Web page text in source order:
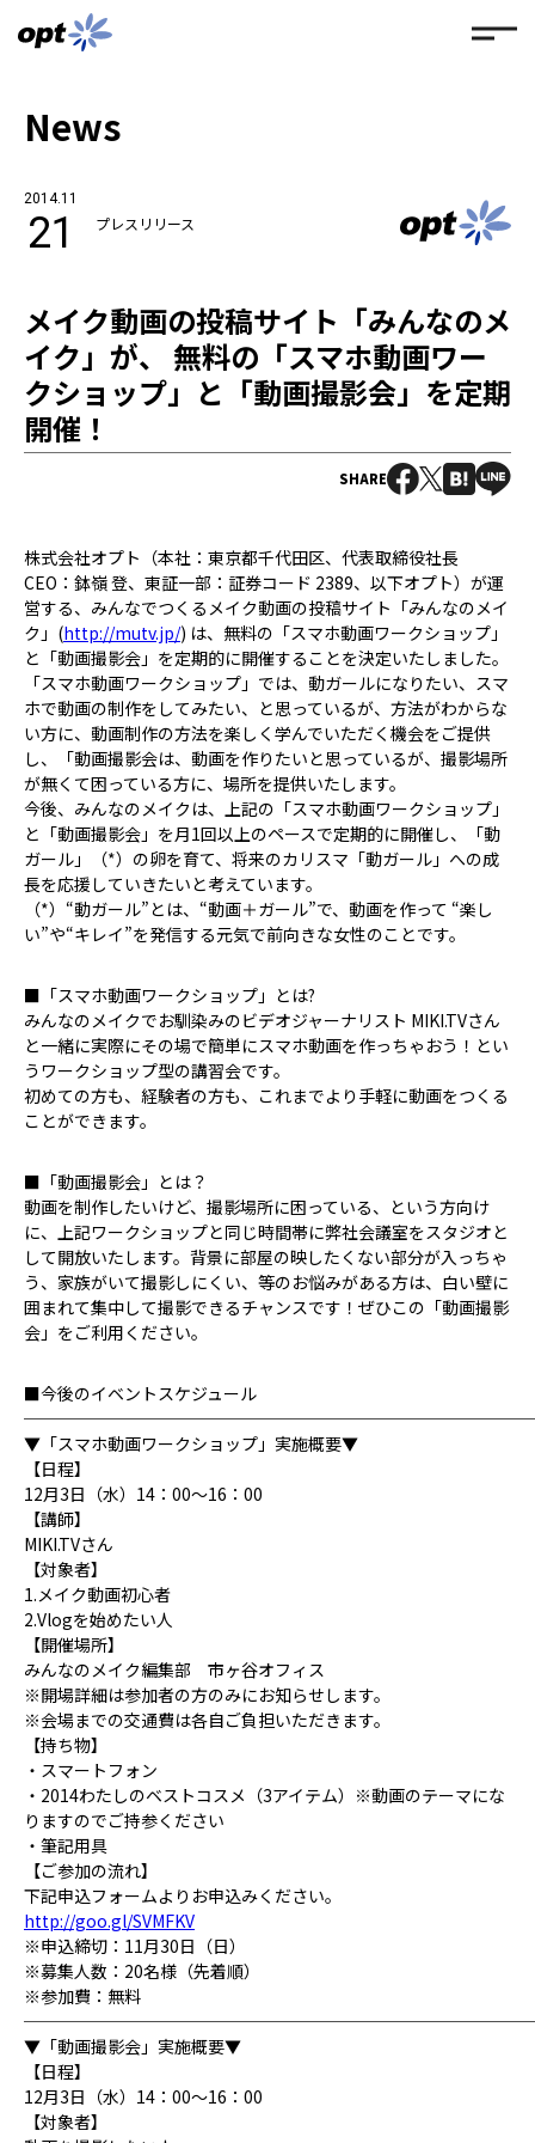
News
2014.11
21 プレスリリース
メイク動画の投稿サイト「みんなのメ
イク」が、 無料の「スマホ動画ワー
クショップ」と「動画撮影会」を定期
開催！
SHARE
株式会社オプト（本社：東京都千代田区、代表取締役社長
CEO：鉢嶺 登、東証一部：証券コード 2389、以下オプト）が運
営する、みんなでつくるメイク動画の投稿サイト「みんなのメイ
ク」(http://mutv.jp/) は、無料の「スマホ動画ワークショップ」
と「動画撮影会」を定期的に開催することを決定いたしました。
「スマホ動画ワークショップ」では、動ガールになりたい、スマ
ホで動画の制作をしてみたい、と思っているが、方法がわからな
い方に、動画制作の方法を楽しく学んでいただく機会をご提供
し、「動画撮影会は、動画を作りたいと思っているが、撮影場所
が無くて困っている方に、場所を提供いたします。
今後、みんなのメイクは、上記の「スマホ動画ワークショップ」
と「動画撮影会」を月1回以上のペースで定期的に開催し、「動
ガール」（*）の卵を育て、将来のカリスマ「動ガール」への成
長を応援していきたいと考えています。
（*）“動ガール”とは、“動画＋ガール”で、動画を作って “楽し
い”や“キレイ”を発信する元気で前向きな女性のことです。
■「スマホ動画ワークショップ」とは?
みんなのメイクでお馴染みのビデオジャーナリスト MIKI.TVさん
と一緒に実際にその場で簡単にスマホ動画を作っちゃおう！とい
うワークショップ型の講習会です。
初めての方も、経験者の方も、これまでより手軽に動画をつくる
ことができます。
■「動画撮影会」とは？
動画を制作したいけど、撮影場所に困っている、という方向け
に、上記ワークショップと同じ時間帯に弊社会議室をスタジオと
して開放いたします。背景に部屋の映したくない部分が入っちゃ
う、家族がいて撮影しにくい、等のお悩みがある方は、白い壁に
囲まれて集中して撮影できるチャンスです！ぜひこの「動画撮影
会」をご利用ください。
■今後のイベントスケジュール
▼「スマホ動画ワークショップ」実施概要▼
【日程】
12月3日（水）14：00～16：00
【講師】
MIKI.TVさん
【対象者】
1.メイク動画初心者
2.Vlogを始めたい人
【開催場所】
みんなのメイク編集部 市ヶ谷オフィス
※開場詳細は参加者の方のみにお知らせします。
※会場までの交通費は各自ご負担いただきます。
【持ち物】
・スマートフォン
・2014わたしのベストコスメ（3アイテム）※動画のテーマにな
りますのでご持参ください
・筆記用具
【ご参加の流れ】
下記申込フォームよりお申込みください。
http://goo.gl/SVMFKV
※申込締切：11月30日（日）
※募集人数：20名様（先着順）
※参加費：無料
▼「動画撮影会」実施概要▼
【日程】
12月3日（水）14：00～16：00
【対象者】